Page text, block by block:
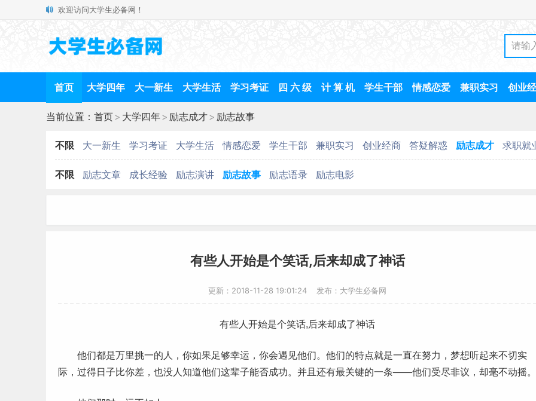
欢迎访问大学生必备网！
首页 大学四年 大一新生 大学生活 学习考证 四 六 级 计 算 机 学生干部 情感恋爱 兼职实习 创业
当前位置： 首页> 大学四年> 励志成才> 励志故事
不限 大一新生 学习考证 大学生活 情感恋爱 学生干部 兼职实习 创业经商 答疑解惑 励志成才 求职就
不限 励志文章 成长经验 励志演讲 励志故事 励志语录 励志电影
有些人开始是个笑话,后来却成了神话
更新：2018-11-28 19:01:24 发布：大学生必备网
有些人开始是个笑话,后来却成了神话
他们都是万里挑一的人，你如果足够幸运，你会遇见他们。他们的特点就是一直在努力 ， 梦想听起来不切实
际，过得日子比你差，也没人知道他们这辈子能否成功。并且还有最关键的一条——他们受尽非议，却毫不动摇。